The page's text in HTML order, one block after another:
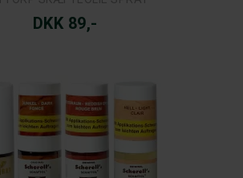
DKK 89,-